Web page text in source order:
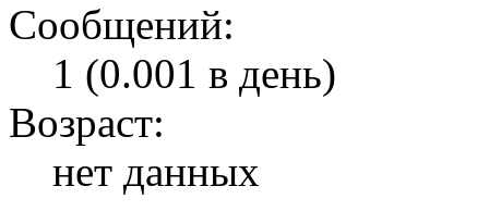
Сообщений:
1 (0.001 в день)
Возраст:
нет данных